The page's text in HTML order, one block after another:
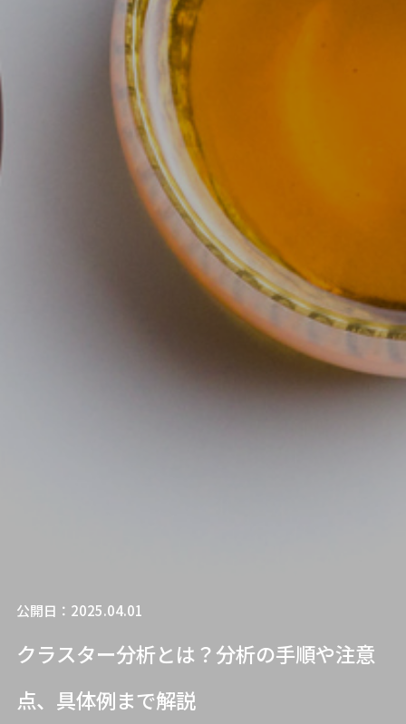
公開日：2025.04.01
クラスター分析とは？分析の手順や注意
点、具体例まで解説